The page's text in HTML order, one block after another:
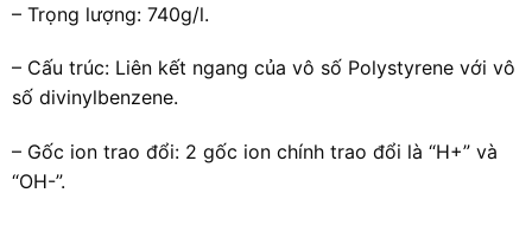
– Trọng lượng: 740g/l.
– Cấu trúc: Liên kết ngang của vô số Polystyrene với vô
số divinylbenzene.
– Gốc ion trao đổi: 2 gốc ion chính trao đổi là “H+” và
“OH-”.